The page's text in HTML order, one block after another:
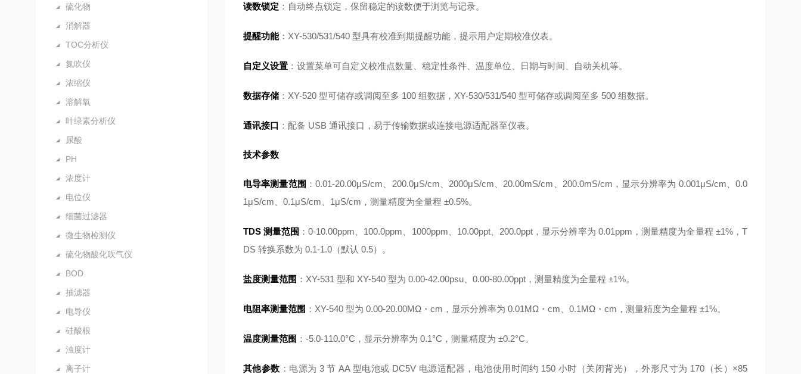
硫化物
消解器
TOC分析仪
氮吹仪
浓缩仪
溶解氧
叶绿素分析仪
尿酸
PH
浓度计
电位仪
细菌过滤器
微生物检测仪
硫化物酸化吹气仪
BOD
抽滤器
电导仪
硅酸根
浊度计
离子计
读数锁定 ：自动终点锁定，保留稳定的读数便于浏览与记录。
提醒功能：XY-530/531/540 型具有校准到期提醒功能，提示用户定期校准仪表。
自定义设置：设置菜单可自定义校准点数量、稳定性条件、温度单位、日期与时间、自动关机等。
数据存储：XY-520 型可储存或调阅至多 100 组数据，XY-530/531/540 型可储存或调阅至多 500 组数据。
通讯接口 ：配备 USB 通讯接口，易于传输数据或连接电源适配器至仪表。
技术参数
电导率测量范围 ：0.01-20.00μS/cm、200.0μS/cm、2000μS/cm、20.00mS/cm、200.0mS/cm，显示分辨率为 0.001μS/cm、0.0
1μS/cm、0.1μS/cm、1μS/cm，测量精度为全量程 ±0.5%。
TDS 测量范围 ：0-10.00ppm、100.0ppm、1000ppm、10.00ppt、200.0ppt，显示分辨率为 0.01ppm，测量精度为全量程 ±1%，T
DS 转换系数为 0.1-1.0（默认 0.5）。
盐度测量范围 ：XY-531 型和 XY-540 型为 0.00-42.00psu、0.00-80.00ppt，测量精度为全量程 ±1%。
电阻率测量范围 ：XY-540 型为 0.00-20.00MΩ・cm，显示分辨率为 0.01MΩ・cm、0.1MΩ・cm，测量精度为全量程 ±1%。
温度测量范围 ：-5.0-110.0°C，显示分辨率为 0.1°C，测量精度为 ±0.2°C。
其他参数 ：电源为 3 节 AA 型电池或 DC5V 电源适配器，电池使用时间约 150 小时（关闭背光），外形尺寸为 170（长）×85